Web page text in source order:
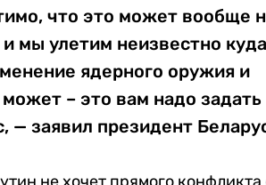
что это может вообще
мы улетим неизвестно
ядерного оружия и
– это вам надо задать
— заявил президент